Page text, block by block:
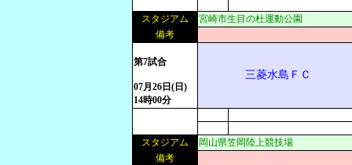
スタジアム
宮崎市生目の杜運動公園
備考
第7試合
07月26日(日)
14時00分
三菱水島ＦＣ
スタジアム
岡山県笠岡陸上競技場
備考